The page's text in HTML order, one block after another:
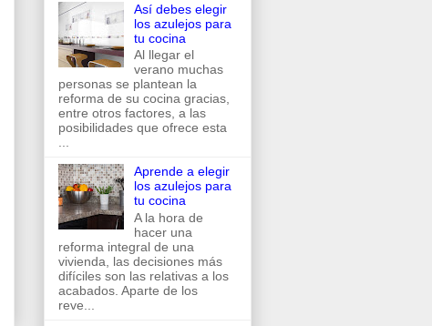
Así debes elegir
los azulejos para
tu cocina
Al llegar el
verano muchas
personas se plantean la
reforma de su cocina gracias,
entre otros factores, a las
posibilidades que ofrece esta
...
Aprende a elegir
los azulejos para
tu cocina
A la hora de
hacer una
reforma integral de una
vivienda, las decisiones más
difíciles son las relativas a los
acabados. Aparte de los
reve...